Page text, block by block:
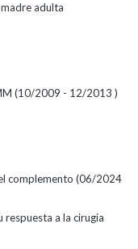
adulta
(10/2009 - 12/2013 )
complemento (06/2024
a la cirugia